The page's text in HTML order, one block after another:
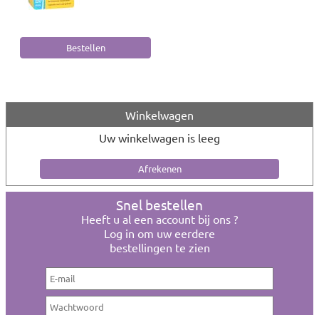
Winkelwagen
Uw winkelwagen is leeg
Snel bestellen
Heeft u al een account bij ons ?
Log in om uw eerdere
bestellingen te zien